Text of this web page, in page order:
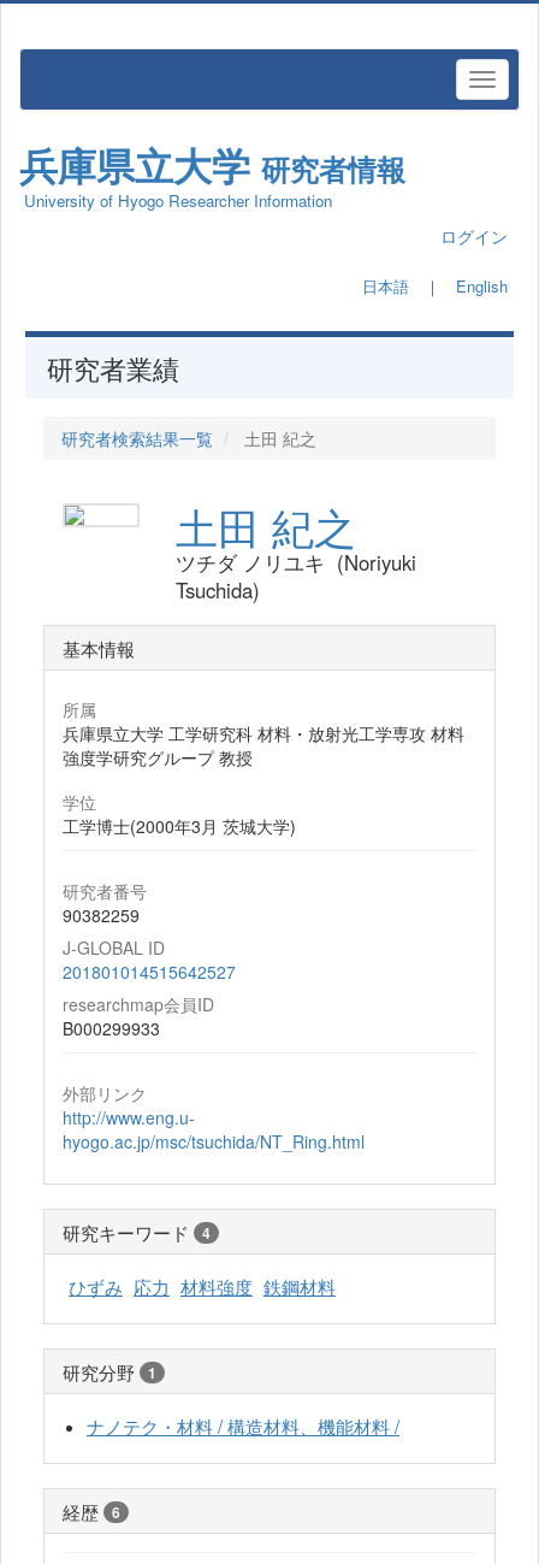
兵庫県立大学 研究者情報
University of Hyogo Researcher Information
ログイン
日本語 ｜ English
研究者業績
研究者検索結果一覧 土田 紀之
土田 紀之
ツチダ ノリユキ (Noriyuki
Tsuchida)
基本情報
所属
兵庫県立大学 工学研究科 材料・放射光工学専攻 材料
強度学研究グループ 教授
学位
工学博士(2000年3月 茨城大学)
研究者番号
90382259
J-GLOBAL ID
201801014515642527
researchmap会員ID
B000299933
外部リンク
http://www.eng.u-
hyogo.ac.jp/msc/tsuchida/NT_Ring.html
研究キーワード 4
ひずみ 応力 材料強度 鉄鋼材料
研究分野 1
ナノテク・材料 / 構造材料、機能材料 /
経歴 6